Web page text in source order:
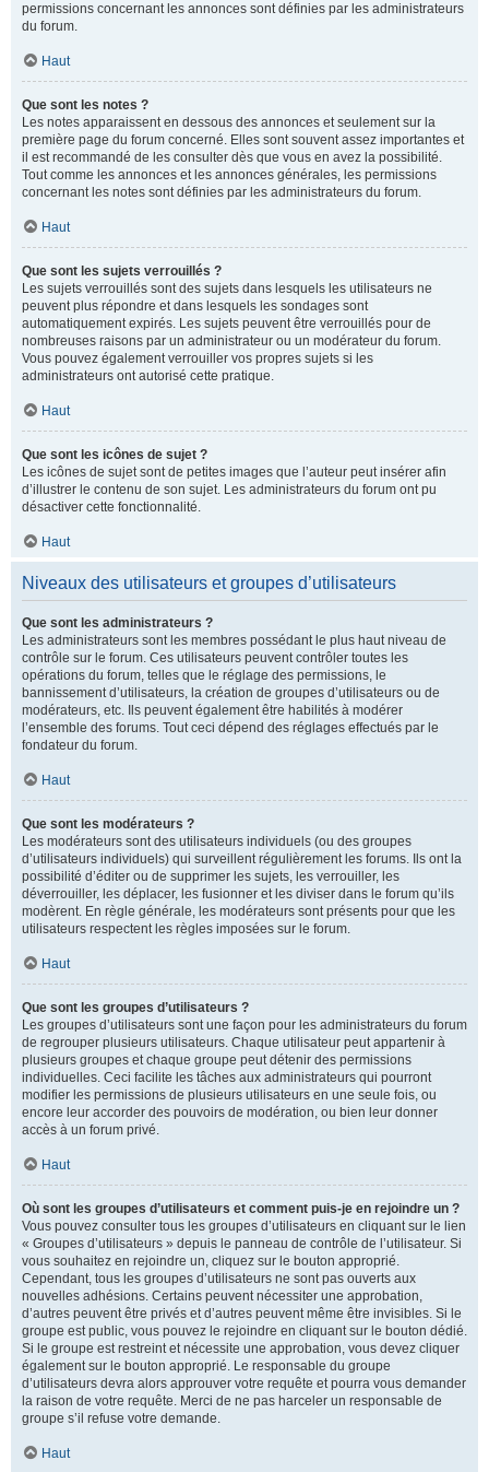
permissions concernant les annonces sont définies par les administrateurs
du forum.
Haut
Que sont les notes ?
Les notes apparaissent en dessous des annonces et seulement sur la
première page du forum concerné. Elles sont souvent assez importantes et
il est recommandé de les consulter dès que vous en avez la possibilité.
Tout comme les annonces et les annonces générales, les permissions
concernant les notes sont définies par les administrateurs du forum.
Haut
Que sont les sujets verrouillés ?
Les sujets verrouillés sont des sujets dans lesquels les utilisateurs ne
peuvent plus répondre et dans lesquels les sondages sont
automatiquement expirés. Les sujets peuvent être verrouillés pour de
nombreuses raisons par un administrateur ou un modérateur du forum.
Vous pouvez également verrouiller vos propres sujets si les
administrateurs ont autorisé cette pratique.
Haut
Que sont les icônes de sujet ?
Les icônes de sujet sont de petites images que l’auteur peut insérer afin
d’illustrer le contenu de son sujet. Les administrateurs du forum ont pu
désactiver cette fonctionnalité.
Haut
Niveaux des utilisateurs et groupes d’utilisateurs
Que sont les administrateurs ?
Les administrateurs sont les membres possédant le plus haut niveau de
contrôle sur le forum. Ces utilisateurs peuvent contrôler toutes les
opérations du forum, telles que le réglage des permissions, le
bannissement d’utilisateurs, la création de groupes d’utilisateurs ou de
modérateurs, etc. Ils peuvent également être habilités à modérer
l’ensemble des forums. Tout ceci dépend des réglages effectués par le
fondateur du forum.
Haut
Que sont les modérateurs ?
Les modérateurs sont des utilisateurs individuels (ou des groupes
d’utilisateurs individuels) qui surveillent régulièrement les forums. Ils ont la
possibilité d’éditer ou de supprimer les sujets, les verrouiller, les
déverrouiller, les déplacer, les fusionner et les diviser dans le forum qu’ils
modèrent. En règle générale, les modérateurs sont présents pour que les
utilisateurs respectent les règles imposées sur le forum.
Haut
Que sont les groupes d’utilisateurs ?
Les groupes d’utilisateurs sont une façon pour les administrateurs du forum
de regrouper plusieurs utilisateurs. Chaque utilisateur peut appartenir à
plusieurs groupes et chaque groupe peut détenir des permissions
individuelles. Ceci facilite les tâches aux administrateurs qui pourront
modifier les permissions de plusieurs utilisateurs en une seule fois, ou
encore leur accorder des pouvoirs de modération, ou bien leur donner
accès à un forum privé.
Haut
Où sont les groupes d’utilisateurs et comment puis-je en rejoindre un ?
Vous pouvez consulter tous les groupes d’utilisateurs en cliquant sur le lien
« Groupes d’utilisateurs » depuis le panneau de contrôle de l’utilisateur. Si
vous souhaitez en rejoindre un, cliquez sur le bouton approprié.
Cependant, tous les groupes d’utilisateurs ne sont pas ouverts aux
nouvelles adhésions. Certains peuvent nécessiter une approbation,
d’autres peuvent être privés et d’autres peuvent même être invisibles. Si le
groupe est public, vous pouvez le rejoindre en cliquant sur le bouton dédié.
Si le groupe est restreint et nécessite une approbation, vous devez cliquer
également sur le bouton approprié. Le responsable du groupe
d’utilisateurs devra alors approuver votre requête et pourra vous demander
la raison de votre requête. Merci de ne pas harceler un responsable de
groupe s’il refuse votre demande.
Haut